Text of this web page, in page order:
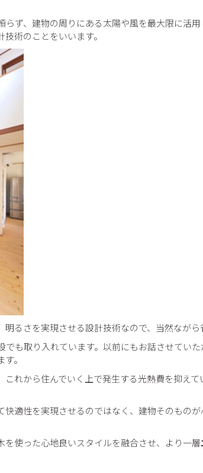
らず、建物の周りにある太陽や風を最大限に活
術のことをいいます。
るさを実現させる設計技術なので、当然ながら
でも取り入れています。以前にもお話させてい
。
れから住んでいく上で発生する光熱費を抑え
快適性を実現させるのではなく、建物そのもの
使った心地良いスタイルを融合させ、より一層